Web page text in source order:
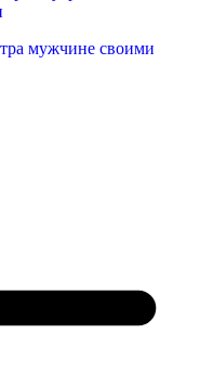
мужчине своими